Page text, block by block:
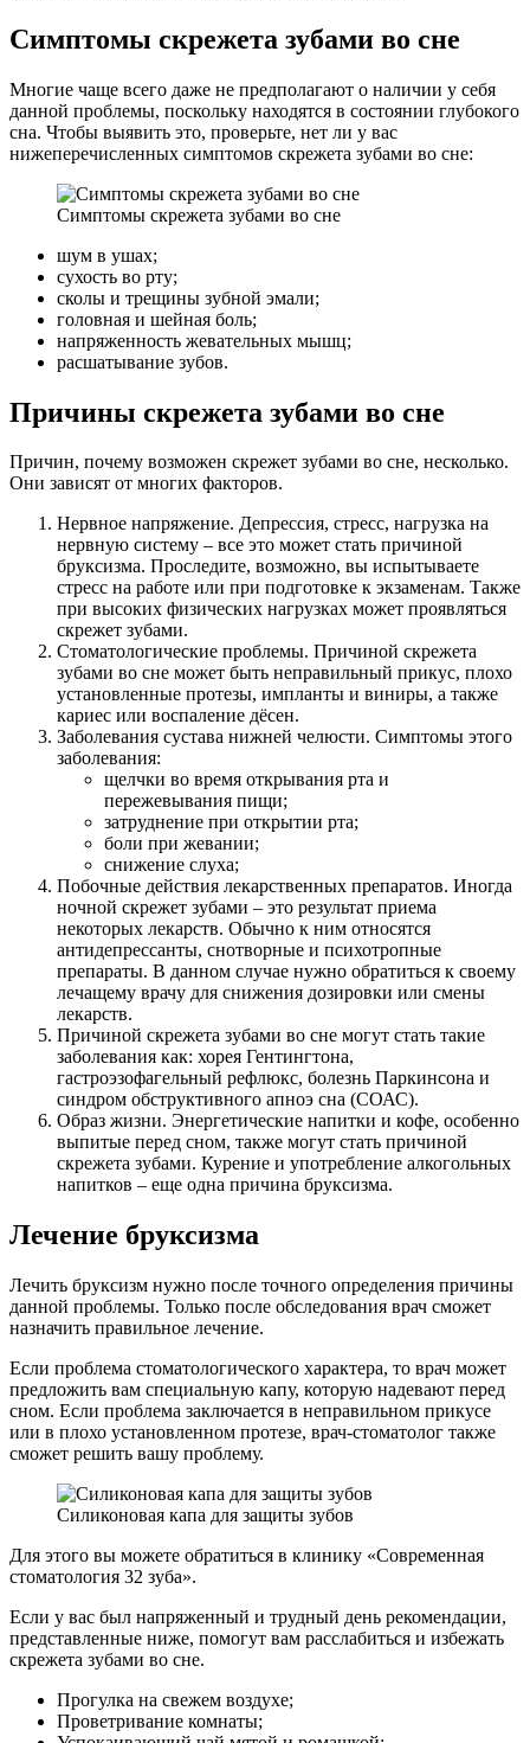
Симптомы скрежета зубами во сне
Многие чаще всего даже не предполагают о наличии у себя
данной проблемы, поскольку находятся в состоянии глубокого
сна. Чтобы выявить это, проверьте, нет ли у вас
нижеперечисленных симптомов скрежета зубами во сне:
Симптомы скрежета зубами во сне
шум в ушах;
сухость во рту;
сколы и трещины зубной эмали;
головная и шейная боль;
напряженность жевательных мышц;
расшатывание зубов.
Причины скрежета зубами во сне
Причин, почему возможен скрежет зубами во сне, несколько.
Они зависят от многих факторов.
Нервное напряжение. Депрессия, стресс, нагрузка на
нервную систему – все это может стать причиной
бруксизма. Проследите, возможно, вы испытываете
стресс на работе или при подготовке к экзаменам. Также
при высоких физических нагрузках может проявляться
скрежет зубами.
Стоматологические проблемы. Причиной скрежета
зубами во сне может быть неправильный прикус, плохо
установленные протезы, импланты и виниры, а также
кариес или воспаление дёсен.
Заболевания сустава нижней челюсти. Симптомы этого
заболевания:
щелчки во время открывания рта и
пережевывания пищи;
затруднение при открытии рта;
боли при жевании;
снижение слуха;
Побочные действия лекарственных препаратов. Иногда
ночной скрежет зубами – это результат приема
некоторых лекарств. Обычно к ним относятся
антидепрессанты, снотворные и психотропные
препараты. В данном случае нужно обратиться к своему
лечащему врачу для снижения дозировки или смены
лекарств.
Причиной скрежета зубами во сне могут стать такие
заболевания как: хорея Гентингтона,
гастроэзофагельный рефлюкс, болезнь Паркинсона и
синдром обструктивного апноэ сна (СОАС).
Образ жизни. Энергетические напитки и кофе, особенно
выпитые перед сном, также могут стать причиной
скрежета зубами. Курение и употребление алкогольных
напитков – еще одна причина бруксизма.
Лечение бруксизма
Лечить бруксизм нужно после точного определения причины
данной проблемы. Только после обследования врач сможет
назначить правильное лечение.
Если проблема стоматологического характера, то врач может
предложить вам специальную капу, которую надевают перед
сном. Если проблема заключается в неправильном прикусе
или в плохо установленном протезе, врач-стоматолог также
сможет решить вашу проблему.
Силиконовая капа для защиты зубов
Для этого вы можете обратиться в клинику «Современная
стоматология 32 зуба».
Если у вас был напряженный и трудный день рекомендации,
представленные ниже, помогут вам расслабиться и избежать
скрежета зубами во сне.
Прогулка на свежем воздухе;
Проветривание комнаты;